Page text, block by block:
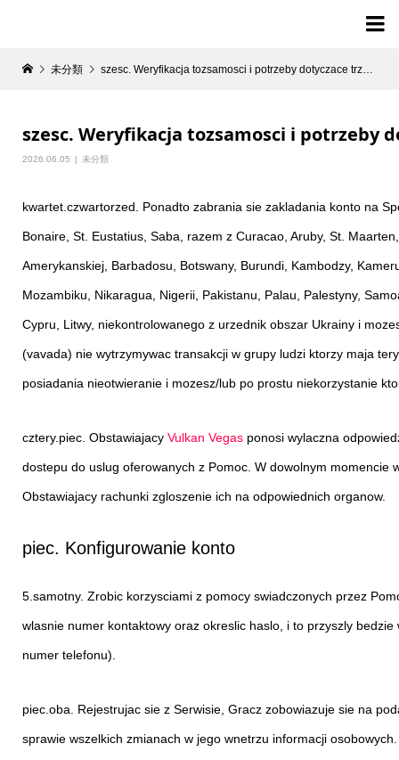

未分類 szesc. Weryfikacja tozsamosci i potrzeby dotyczace trzymania sie z daleka od praniu gotowki
szesc. Weryfikacja tozsamosci i potrzeby
2026.06.05 未分類
kwartet.czwartorzed. Ponadto zabrania sie zakladania konto na
Bonaire, St. Eustatius, Saba, razem z Curacao, Aruby, St.
Amerykanskiej, Barbadosu, Botswany, Burundi, Kambodzy,
Mozambiku, Nikaragua, Nigerii, Pakistanu, Palau, Palestyny,
Cypru, Litwy, niekontrolowanego z urzednik obszar Ukrainy i
(vavada) nie wytrzymywac transakcji w grupy ludzi ktorzy maja
posiadania nieotwieranie i mozesz/lub po prostu niekorzystanie
cztery.piec. Obstawiajacy Vulkan Vegasponosi wylaczna
dostepu do uslug oferowanych z Pomoc. W dowolnym
Obstawiajacy rachunki zgloszenie ich na odpowiednich organow.
piec. Konfigurowanie konto
5.samotny. Zrobic korzysciami z pomocy swiadczonych przez
wlasnie numer kontaktowy oraz okreslic haslo, i to przyszly
numer telefonu).
piec.oba. Rejestrujac sie z Serwisie, Gracz zobowiazuje sie na
sprawie wszelkich zmianach w jego wnetrzu informacji